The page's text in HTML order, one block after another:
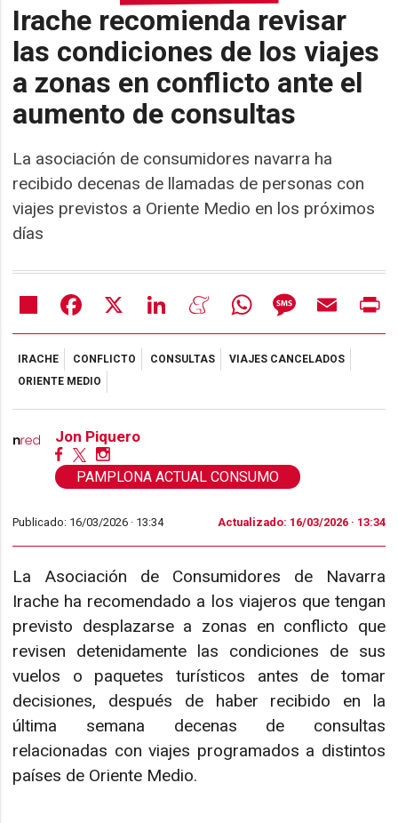
Irache recomienda revisar
las condiciones de los viajes
a zonas en conflicto ante el
aumento de consultas
La asociación de consumidores navarra ha
recibido decenas de llamadas de personas con
viajes previstos a Oriente Medio en los próximos
días
Share Facebook LinkedIn MeneameWhatsAppMessageEmail
IRACHE CONFLICTO CONSULTAS
VIAJES CANCELADOS
ORIENTE MEDIO
Jon Piquero
PAMPLONA ACTUAL CONSUMO
Publicado: 16/03/2026 · 13:34 Actualizado: 16/03/2026 · 13:34
La Asociación de Consumidores de Navarra
Irache ha recomendado a los viajeros que tengan
previsto desplazarse a zonas en conflicto que
revisen detenidamente las condiciones de sus
vuelos o paquetes turísticos antes de tomar
decisiones, después de haber recibido en la
última semana decenas de consultas
relacionadas con viajes programados a distintos
países de Oriente Medio.